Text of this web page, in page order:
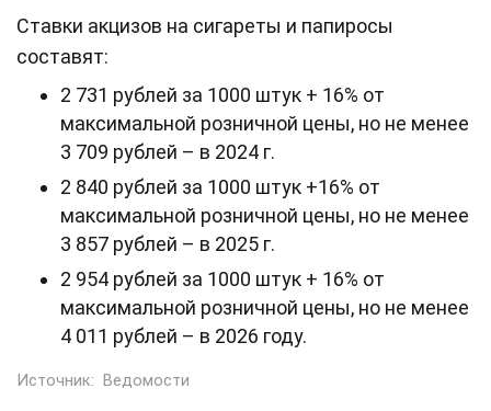
Ставки акцизов на сигареты и папиросы
составят:
2 731 рублей за 1000 штук + 16% от
максимальной розничной цены, но не менее
3 709 рублей – в 2024 г.
2 840 рублей за 1000 штук +16% от
максимальной розничной цены, но не менее
3 857 рублей – в 2025 г.
2 954 рублей за 1000 штук + 16% от
максимальной розничной цены, но не менее
4 011 рублей – в 2026 году.
Источник: Ведомости